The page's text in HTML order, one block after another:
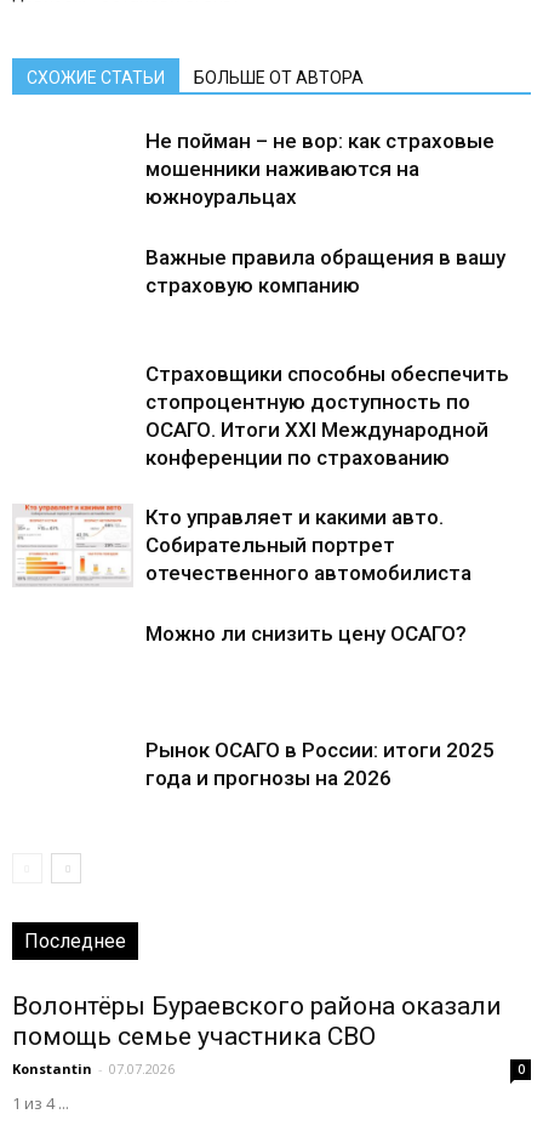
СХОЖИЕ СТАТЬИ БОЛЬШЕ ОТ АВТОРА
Не пойман – не вор: как страховые
мошенники наживаются на
южноуральцах
Важные правила обращения в вашу
страховую компанию
Страховщики способны обеспечить
стопроцентную доступность по
ОСАГО. Итоги ХХI Международной
конференции по страхованию
Кто управляет и какими авто.
Собирательный портрет
отечественного автомобилиста
Можно ли снизить цену ОСАГО?
Рынок ОСАГО в России: итоги 2025
года и прогнозы на 2026
Последнее
Волонтёры Бураевского района оказали
помощь семье участника СВО
Konstantin - 07.07.2026 0
1 из 4 ...